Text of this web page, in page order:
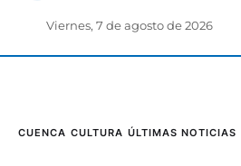
Viernes, 7 de agosto de 2026
CUENCA CULTURA ÚLTIMAS NOTICIAS